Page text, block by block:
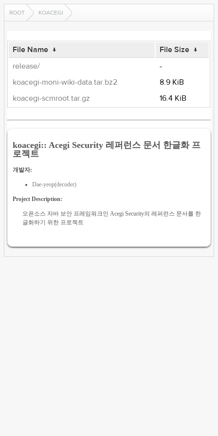
ROOT KOACEGI
File Name ↓ File Size ↓
release/
-
koacegi-moni-wiki-data.tar.bz2
8.9 KiB
koacegi-scmroot.tar.gz
16.4 KiB
koacegi:: Acegi Security 레퍼런스 문서 한글화 프
로젝트
개발자:
Dae-yeop(decoder)
Project Description:
오픈소스 자바 보안 프레임워크인 Acegi Security의 레퍼런스 문서를 한
글화하기 위한 프로젝트